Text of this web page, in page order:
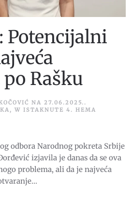
Potencijalni
Rašku
NA 27.06.2025. .
, W ISTAKNUTE 4 . НЕМА
odbora Narodnog pokreta Srbije
izjavila je danas da se ova
problema, ali da je najveća